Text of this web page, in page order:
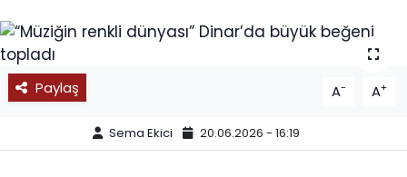
Paylaş A- A+
Sema Ekici 20.06.2026 - 16:19
SPOR
11:11 MANŞET